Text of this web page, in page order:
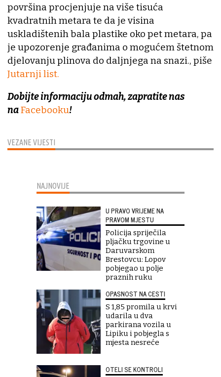
VEZANE VIJESTI
površina procjenjuje na više tisuća
kvadratnih metara te da je visina
uskladištenih bala plastike oko pet metara, pa
je upozorenje građanima o mogućem štetnom
djelovanju plinova do daljnjega na snazi., piše
Jutarnji list.
Dobijte informaciju odmah, zapratite nas
naFacebooku!
NAJNOVIJE
U PRAVO VRIJEME NA
PRAVOM MJESTU
Policija spriječila
pljačku trgovine u
Daruvarskom
Brestovcu: Lopov
pobjegao u polje
praznih ruku
OPASNOST NA CESTI
S 1,85 promila u krvi
udarila u dva
parkirana vozila u
Lipiku i pobjegla s
mjesta nesreće
OTELI SE KONTROLI